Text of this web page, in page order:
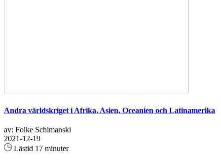
Andra världskriget i Afrika, Asien, Oceanien och Latinamerika
av: Folke Schimanski
2021-12-19
Lästid 17 minuter